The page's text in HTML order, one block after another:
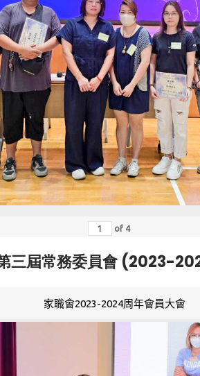
of 4
三屆常務委員會 (2023-
家職會2023-2024周年會員大會